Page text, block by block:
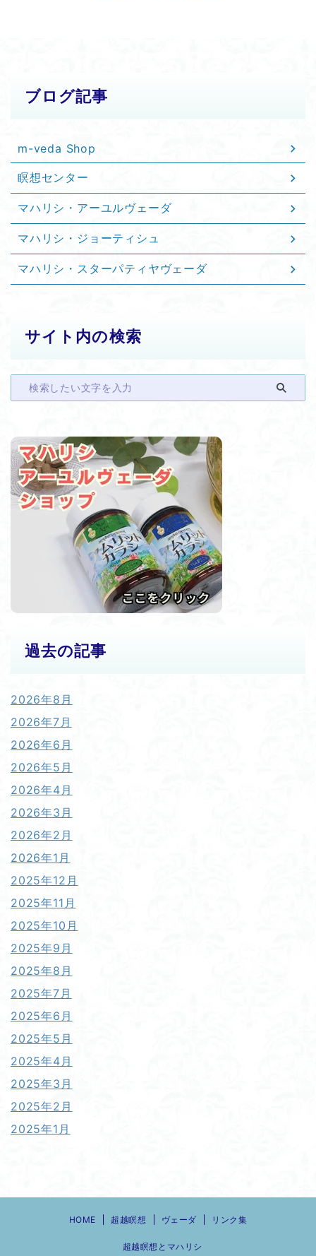
ブログ記事
m-veda Shop
瞑想センター
マハリシ・アーユルヴェーダ
マハリシ・ジョーティシュ
マハリシ・スターパティヤヴェーダ
サイト内の検索
過去の記事
2026年8月
2026年7月
2026年6月
2026年5月
2026年4月
2026年3月
2026年2月
2026年1月
2025年12月
2025年11月
2025年10月
2025年9月
2025年8月
2025年7月
2025年6月
2025年5月
2025年4月
2025年3月
2025年2月
2025年1月
HOME 超越瞑想 ヴェーダ リンク集
超越瞑想とマハリシ